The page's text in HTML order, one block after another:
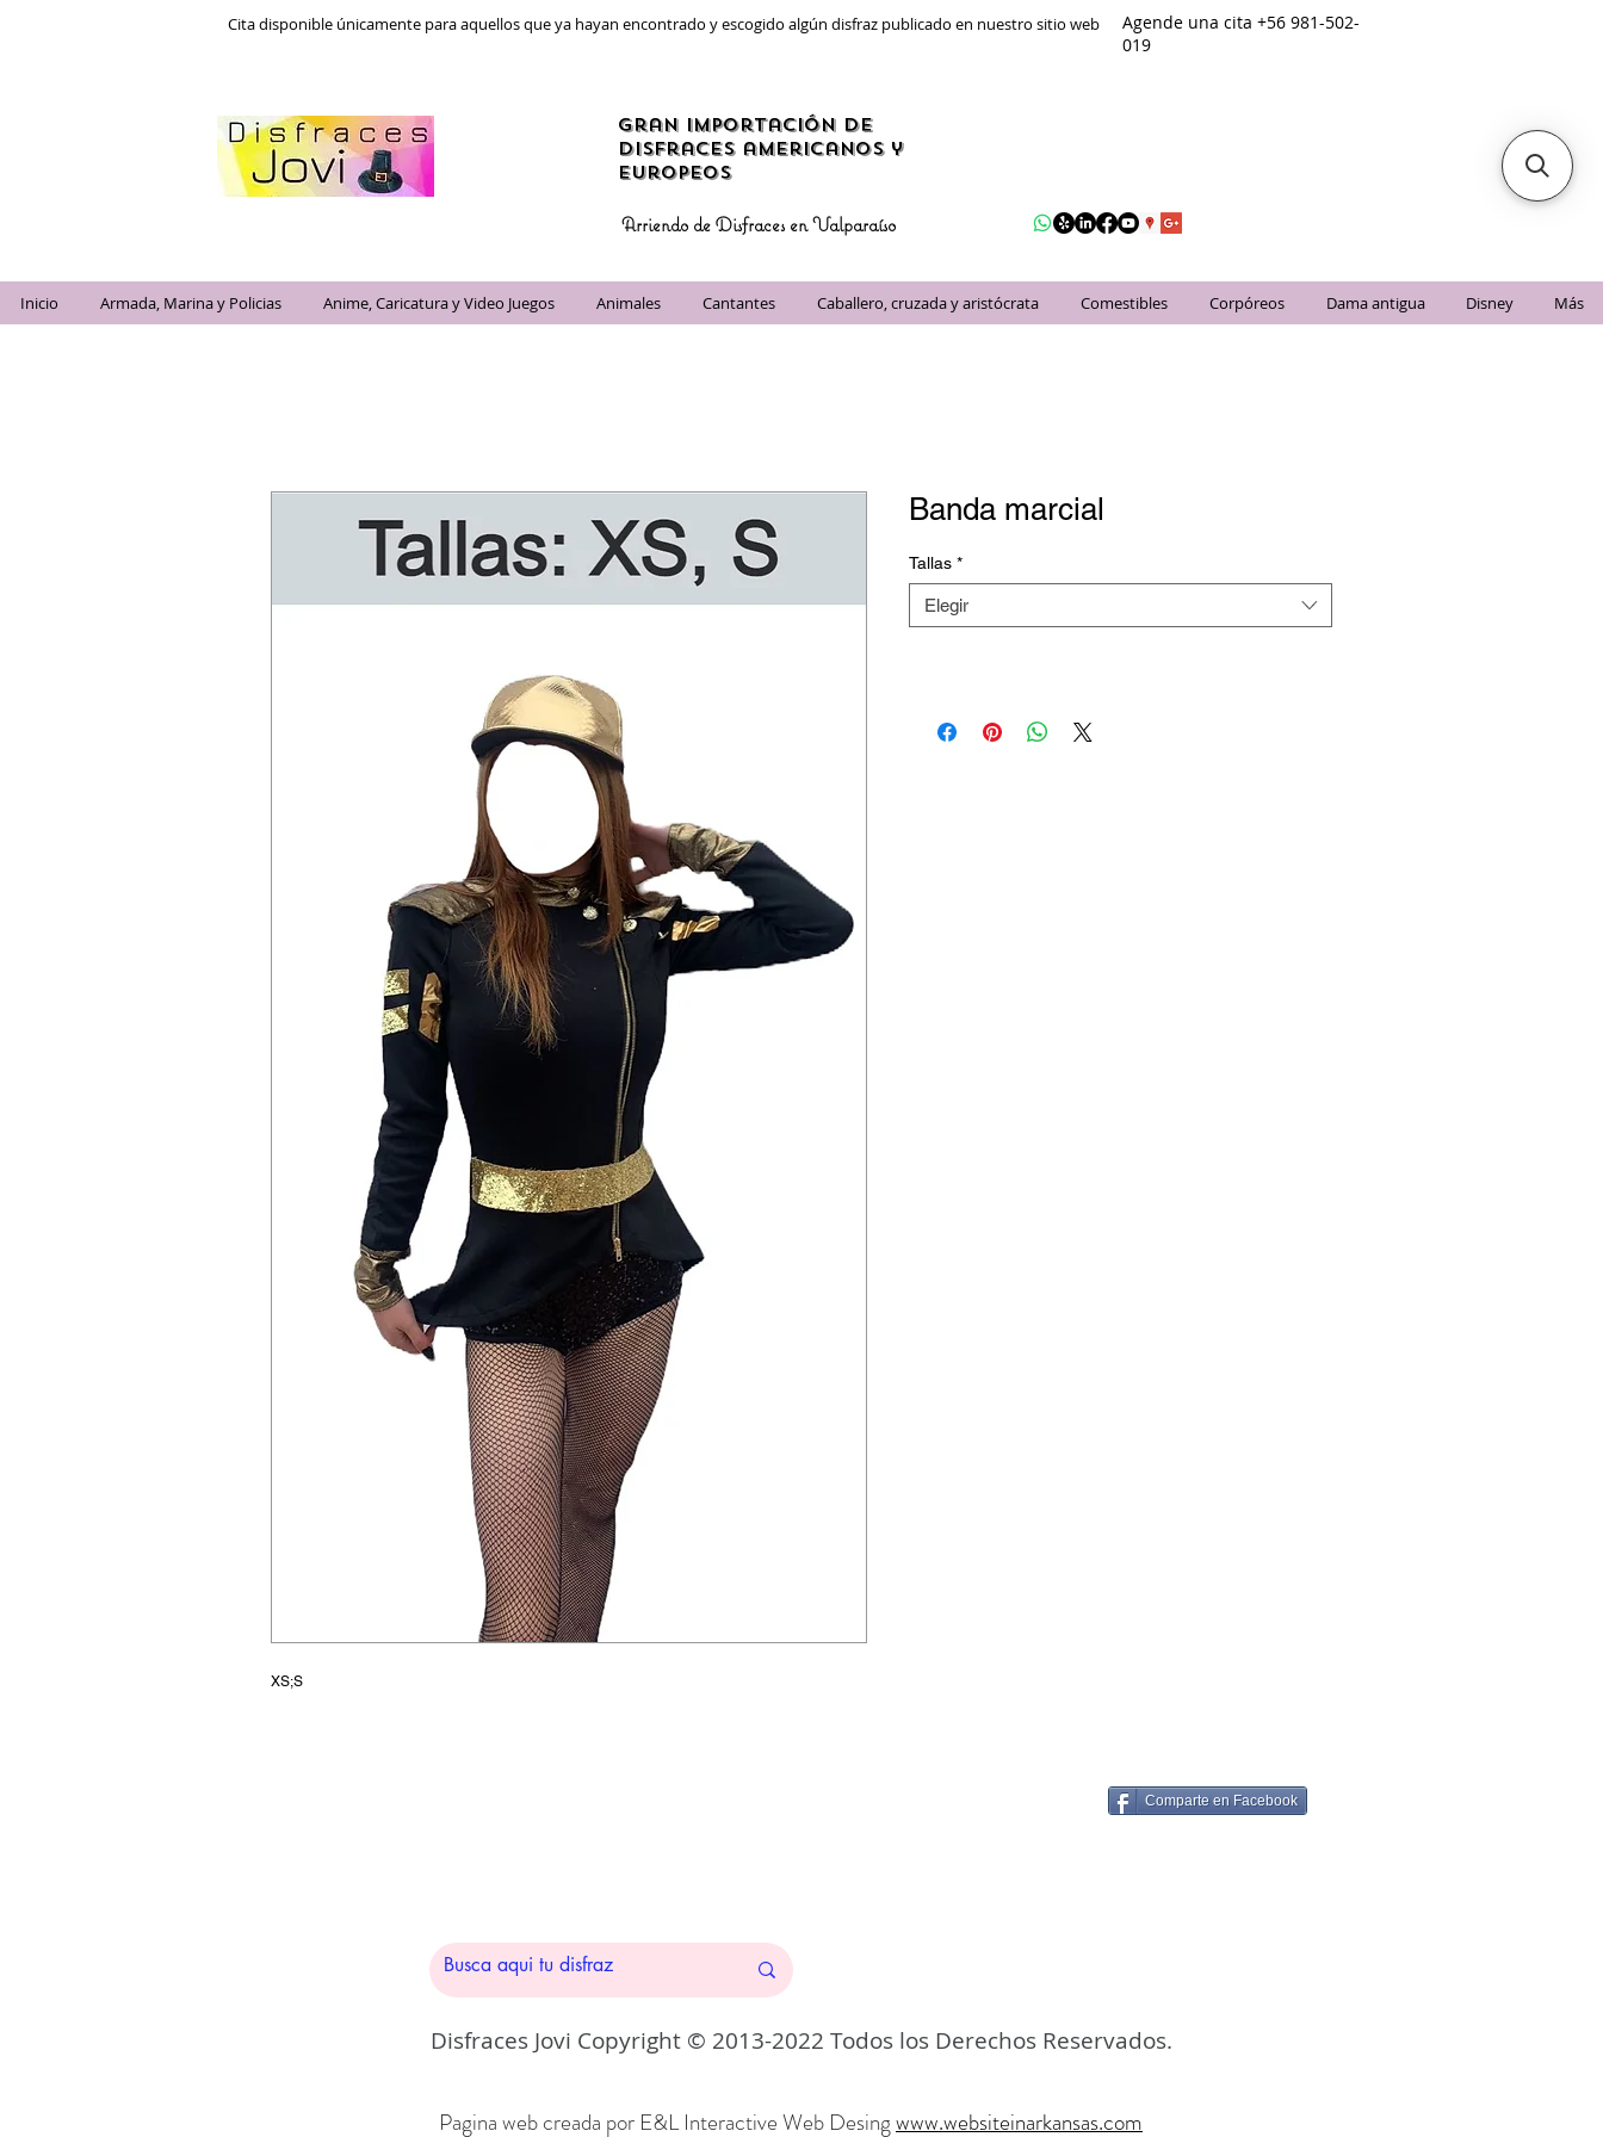
Cita disponible únicamente para aquellos que ya hayan encontrado y escogido algún disfraz publicado en nuestro sitio web
Agende una cita +56 981-502-
019
gran importación de
disfraces americanos y
Europeos
Arriendo de Disfraces en Valparaíso
Inicio Armada, Marina y Policias Anime, Caricatura y Video Juegos Animales Cantantes Caballero, cruzada y aristócrata Comestibles Corpóreos Dama antigua Disney Más
XS;S
Banda marcial
Tallas *
Elegir
Comparte en Facebook
Disfraces Jovi Copyright © 2013-2022 Todos los Derechos Reservados.
Pagina web creada por E&L Interactive Web Desingwww.websiteinarkansas.com